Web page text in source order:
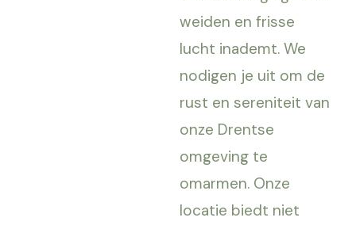
weiden en frisse
lucht inademt. We
nodigen je uit om de
rust en sereniteit van
onze Drentse
omgeving te
omarmen. Onze
locatie biedt niet